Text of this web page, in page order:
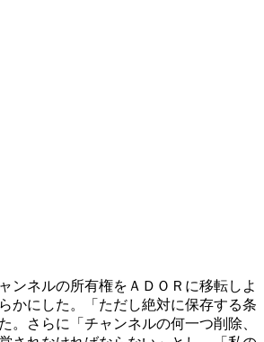
ンネルの所有権をＡＤＯＲに移転しよ
かにした。「ただし絶対に保存する条
。さらに「チャンネルの何一つ削除、